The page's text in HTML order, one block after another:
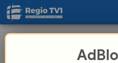
kamerový systém